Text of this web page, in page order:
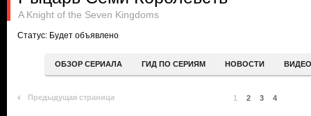
A Knight of the Seven Kingdoms
Статус: Будет объявлено
ОБЗОР СЕРИАЛА ГИД ПО СЕРИЯМ НОВОСТИ ВИДЕО
Предыдущая страница 1 2 3 4